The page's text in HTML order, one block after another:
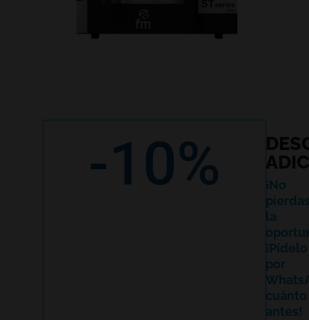
-10%
¡No
la
¡Pídelo
por
cuánto
antes!